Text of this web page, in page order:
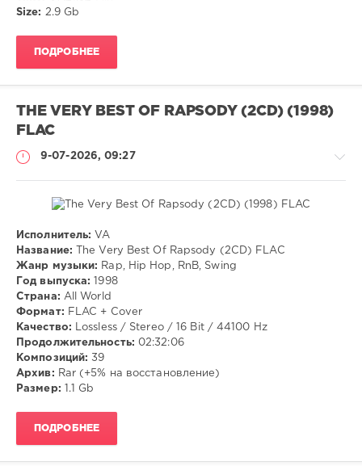
Size:
2.9 Gb
ПОДРОБНЕЕ
THE VERY BEST OF RAPSODY (2CD) (1998)
FLAC
9-07-2026, 09:27
Музыка
VANGOG19
Hop
Исполнитель: VA
Название: The Very Best Of Rapsody (2CD) FLAC
Жанр музыки:
Rap, Hip Hop, RnB, Swing
Год выпуска:
1998
Страна: All World
Формат: FLAC + Cover
Качество: Lossless / Stereo / 16 Bit / 44100 Hz
Продолжительность: 02:32:06
Композиций: 39
Архив: Rar (+5% на восстановление)
Размер: 1.1 Gb
ПОДРОБНЕЕ